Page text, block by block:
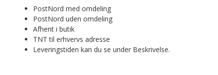
PostNord med omdeling
PostNord uden omdeling
Afhent i butik
TNT til erhvervs adresse
Leveringstiden kan du se under Beskrivelse.